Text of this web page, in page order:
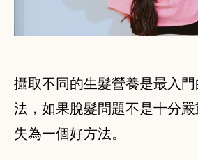
攝取不同的生髮營養是最入
法，如果脫髮問題不是十分